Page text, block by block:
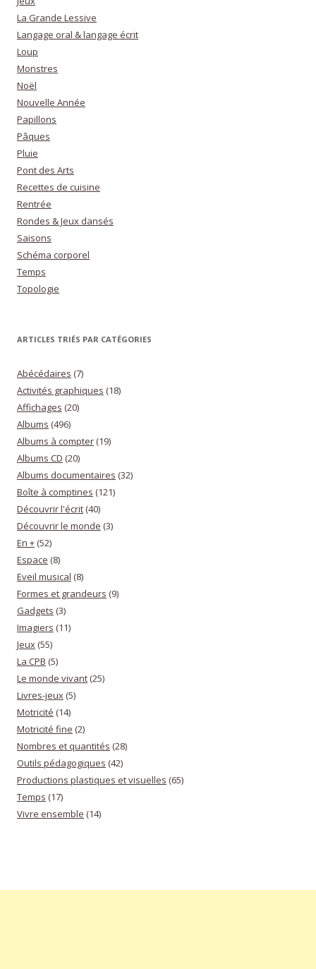
La Grande Lessive
Langage oral & langage écrit
Loup
Monstres
Noël
Nouvelle Année
Papillons
Pâques
Pluie
Pont des Arts
Recettes de cuisine
Rentrée
Rondes & Jeux dansés
Saisons
Schéma corporel
Temps
Topologie
ARTICLES TRIÉS PAR CATÉGORIES
Abécédaires (7)
Activités graphiques (18)
Affichages (20)
Albums (496)
Albums à compter (19)
Albums CD (20)
Albums documentaires (32)
Boîte à comptines (121)
Découvrir l'écrit (40)
Découvrir le monde (3)
En + (52)
Espace (8)
Eveil musical (8)
Formes et grandeurs (9)
Gadgets (3)
Imagiers (11)
Jeux (55)
La CPB (5)
Le monde vivant (25)
Livres-jeux (5)
Motricité (14)
Motricité fine (2)
Nombres et quantités (28)
Outils pédagogiques (42)
Productions plastiques et visuelles (65)
Temps (17)
Vivre ensemble (14)